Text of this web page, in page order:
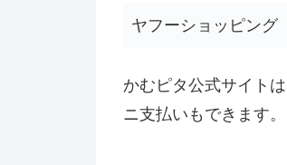
ヤフーショッピング
かむピタ公式サイト
ニ支払いもできます。